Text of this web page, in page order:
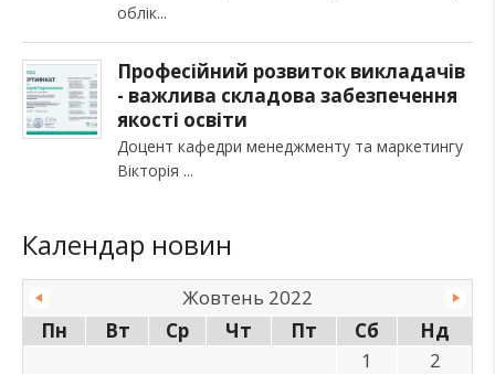
облік
Професійний розвиток викладачів
- важлива складова забезпечення
якості освіти
Доцент кафедри менеджменту та маркетингу
Вікторія
Календар новин
Жовтень 2022
Пн
Вт Ср Чт Пт Сб
Нд
1
2